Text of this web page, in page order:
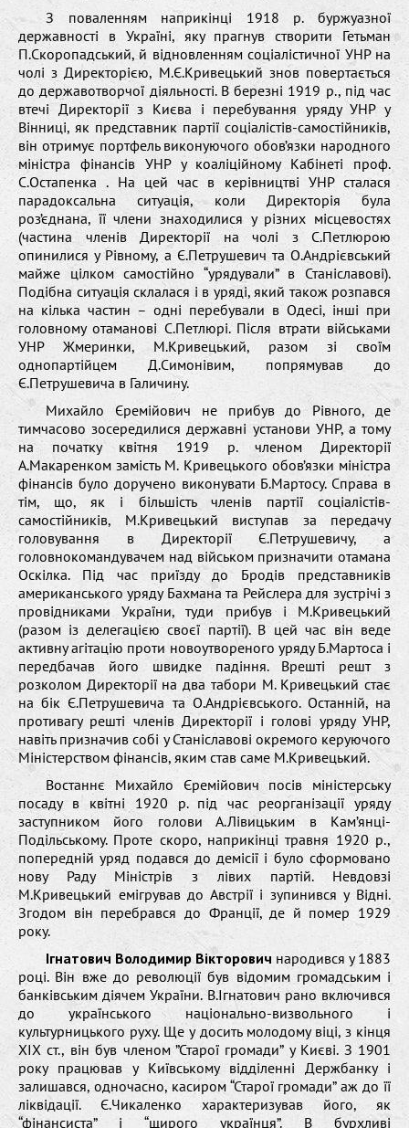
З поваленням наприкінці 1918 р. буржуазної
державності в Україні, яку прагнув створити Гетьман
П.Скоропадський, й відновленням соціалістичної УНР на
чолі з Директорією, М.Є.Кривецький знов повертається
до державотворчої діяльності. В березні 1919 р., під час
втечі Директорії з Києва і перебування уряду УНР у
Вінниці, як представник партії соціалістів-самостійників,
він отримує портфель виконуючого обов’язки народного
міністра фінансів УНР у коаліційному Кабінеті проф.
С.Остапенка . На цей час в керівництві УНР сталася
парадоксальна ситуація, коли Директорія була
роз’єднана, її члени знаходилися у різних місцевостях
(частина членів Директорії на чолі з С.Петлюрою
опинилися у Рівному, а Є.Петрушевич та О.Андрієвський
майже цілком самостійно “урядували” в Станіславові).
Подібна ситуація склалася і в уряді, який також розпався
на кілька частин – одні перебували в Одесі, інші при
головному отаманові С.Петлюрі. Після втрати військами
УНР Жмеринки, М.Кривецький, разом зі своїм
однопартійцем Д.Симонівим, попрямував до
Є.Петрушевича в Галичину.
Михайло Єремійович не прибув до Рівного, де
тимчасово зосередилися державні установи УНР, а тому
на початку квітня 1919 р. членом Директорії
А.Макаренком замість М. Кривецького обов’язки міністра
фінансів було доручено виконувати Б.Мартосу. Справа в
тім, що, як і більшість членів партії соціалістів-
самостійників, М.Кривецький виступав за передачу
головування в Директорії Є.Петрушевичу, а
головнокомандувачем над військом призначити отамана
Оскілка. Під час приїзду до Бродів представників
американського уряду Бахмана та Рейслера для зустрічі з
провідниками України, туди прибув і М.Кривецький
(разом із делегацією своєї партії). В цей час він веде
активну агітацію проти новоутвореного уряду Б.Мартоса і
передбачав його швидке падіння. Врешті решт з
розколом Директорії на два табори М. Кривецький стає
на бік Є.Петрушевича та О.Андрієвського. Останній, на
противагу решті членів Директорії і голові уряду УНР,
навіть призначив собі у Станіславові окремого керуючого
Міністерством фінансів, яким став саме М.Кривецький.
Востаннє Михайло Єремійович посів міністерську
посаду в квітні 1920 р. під час реорганізації уряду
заступником його голови А.Лівицьким в Кам’янці-
Подільському. Проте скоро, наприкінці травня 1920 р.,
попередній уряд подався до демісії і було сформовано
нову Раду Міністрів з лівих партій. Невдовзі
М.Кривецький емігрував до Австрії і зупинився у Відні.
Згодом він перебрався до Франції, де й помер 1929
року.
Ігнатович Володимир Вікторович народився у 1883
році. Він вже до революції був відомим громадським і
банківським діячем України. В.Ігнатович рано включився
до українського національно-визвольного і
культурницького руху. Ще у досить молодому віці, з кінця
ХІХ ст., він був членом ”Старої громади” у Києві. З 1901
року працював у Київському відділенні Держбанку і
залишався, одночасно, касиром “Старої громади” аж до її
ліквідації. Є.Чикаленко характеризував його, як
“фінансиста” і “щирого українця”. В бурхливі